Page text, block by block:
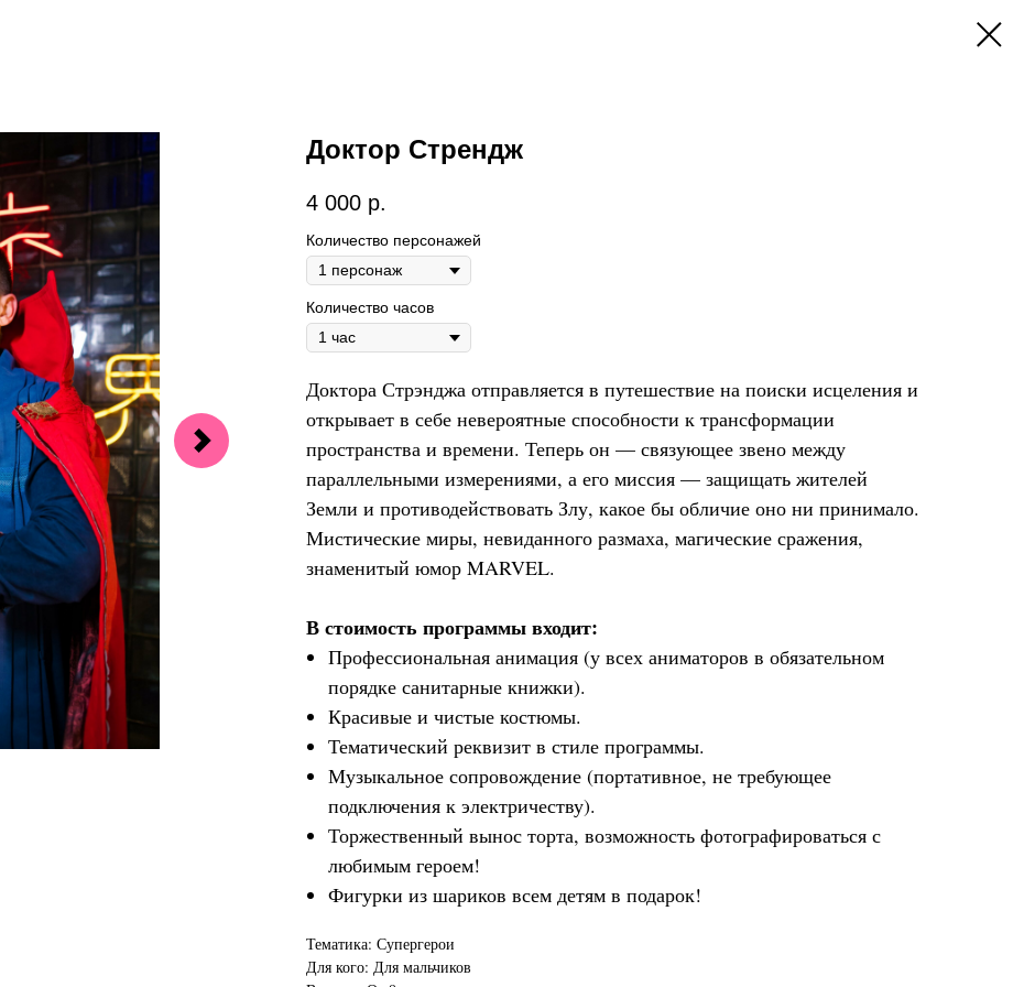
Доктор Стрендж
4 000 р.
Количество персонажей
Количество часов
Доктора Стрэнджа отправляется в путешествие на поиски исцеления и
открывает в себе невероятные способности к трансформации
пространства и времени. Теперь он — связующее звено между
параллельными измерениями, а его миссия — защищать жителей
Земли и противодействовать Злу, какое бы обличие оно ни принимало.
Мистические миры, невиданного размаха, магические сражения,
знаменитый юмор MARVEL.
В стоимость программы входит:
Профессиональная анимация (у всех аниматоров в обязательном
порядке санитарные книжки).
Красивые и чистые костюмы.
Тематический реквизит в стиле программы.
Музыкальное сопровождение (портативное, не требующее
подключения к электричеству).
Торжественный вынос торта, возможность фотографироваться с
любимым героем!
Фигурки из шариков всем детям в подарок!
Тематика: Супергерои
Для кого: Для мальчиков